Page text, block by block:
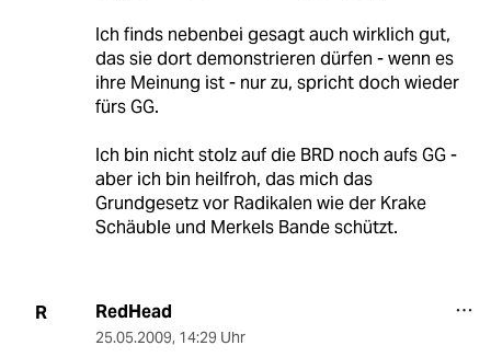
Ich finds nebenbei gesagt auch wirklich gut,
das sie dort demonstrieren dürfen - wenn es
ihre Meinung ist - nur zu, spricht doch wieder
fürs GG.
Ich bin nicht stolz auf die BRD noch aufs GG -
aber ich bin heilfroh, das mich das
Grundgesetz vor Radikalen wie der Krake
Schäuble und Merkels Bande schützt.
R RedHead
25.05.2009, 14:29 Uhr